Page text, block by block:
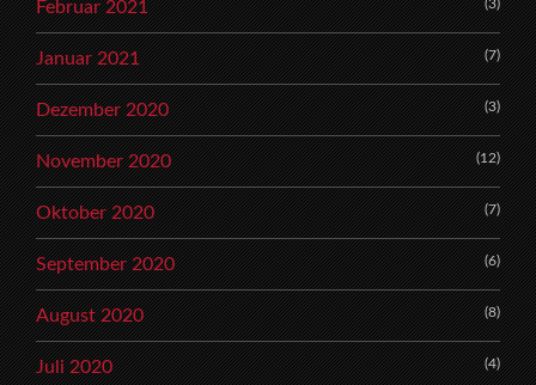
Februar 2021 (3)
Januar 2021 (7)
Dezember 2020 (3)
November 2020 (12)
Oktober 2020 (7)
September 2020 (6)
August 2020 (8)
Juli 2020 (4)